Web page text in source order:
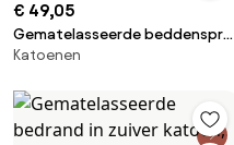
€ 49,05
Gematelasseerde beddensprei
in gewassen katoen, Sparrow
Katoenen